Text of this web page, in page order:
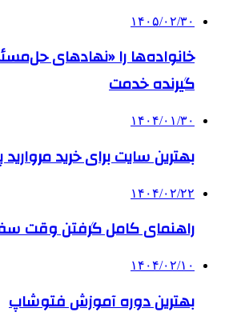
۱۴۰۵/۰۲/۳۰
خانواده‌ها را «نهادهای
گیرنده خدمت
۱۴۰۴/۰۱/۳۰
بهترین سایت برای خرید
۱۴۰۴/۰۲/۲۲
راهنمای کامل گرفتن وقت
۱۴۰۴/۰۲/۱۰
بهترین دوره آموزش فتوشاپ